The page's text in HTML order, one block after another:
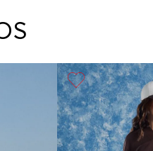
la recogida del